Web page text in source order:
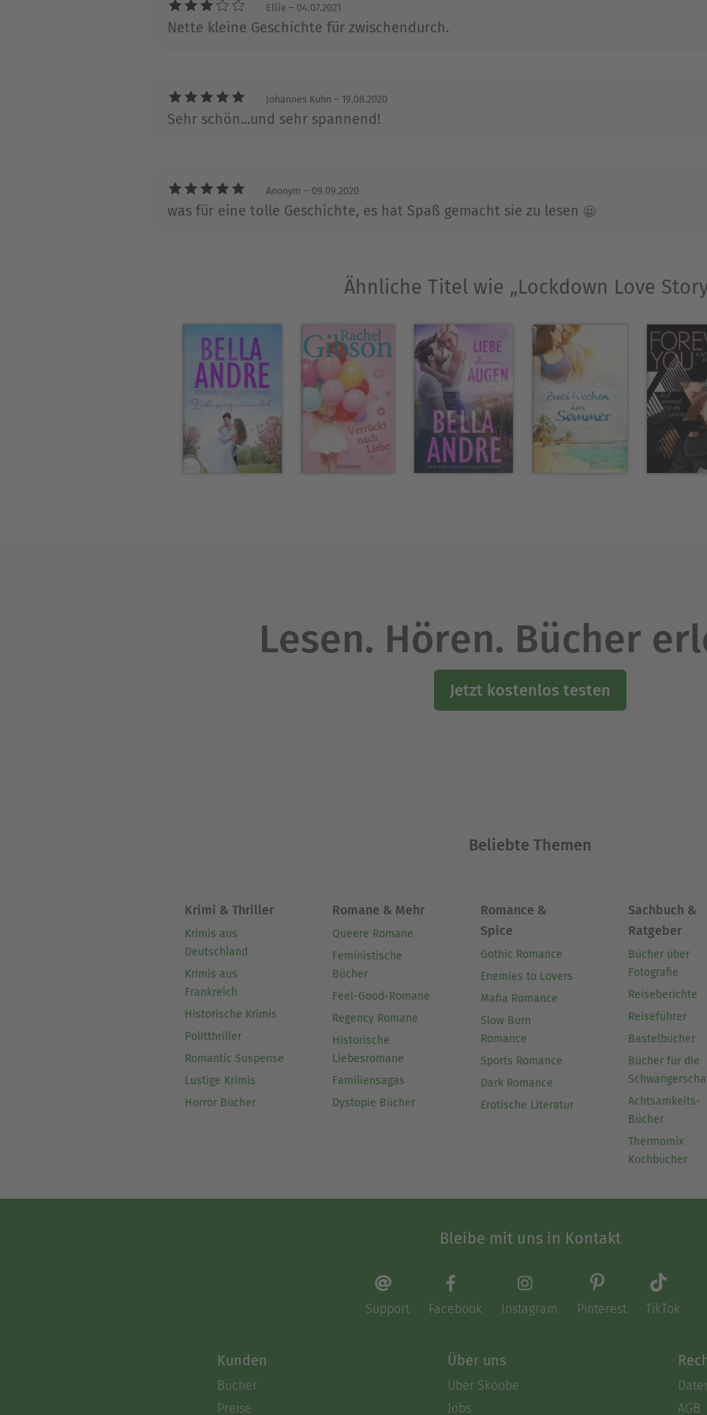
Ellie – 04.07.2021
Nette kleine Geschichte für zwischendurch.
Johannes Kuhn – 19.08.2020
Sehr schön...und sehr spannend!
Anonym – 09.09.2020
was für eine tolle Geschichte, es hat Spaß gemacht sie zu lesen 😀
Ähnliche Titel wie „Lockdown Love
Lesen. Hören. Bücher
Jetzt kostenlos testen
Beliebte Themen
Krimi & Thriller
Krimis aus
Deutschland
Krimis aus
Frankreich
Historische Krimis
Politthriller
Romantic Suspense
Lustige Krimis
Horror Bücher
Romane & Mehr
Queere Romane
Feministische
Bücher
Feel-Good-Romane
Regency Romane
Historische
Liebesromane
Familiensagas
Dystopie Bücher
Romance &
Spice
Gothic Romance
Enemies to Lovers
Mafia Romance
Slow Burn
Romance
Sports Romance
Dark Romance
Erotische Literatur
Sachbuch &
Ratgeber
Bücher über
Fotografie
Reiseberichte
Reiseführer
Bastelbücher
Bücher für die
Achtsamkeits-
Bücher
Thermomix
Kochbücher
Bleibe mit uns in Kontakt
Support Facebook Instagram Pinterest TikTok
Kunden
Bücher
Preise
Über uns
Über Skoobe
Jobs
AGB